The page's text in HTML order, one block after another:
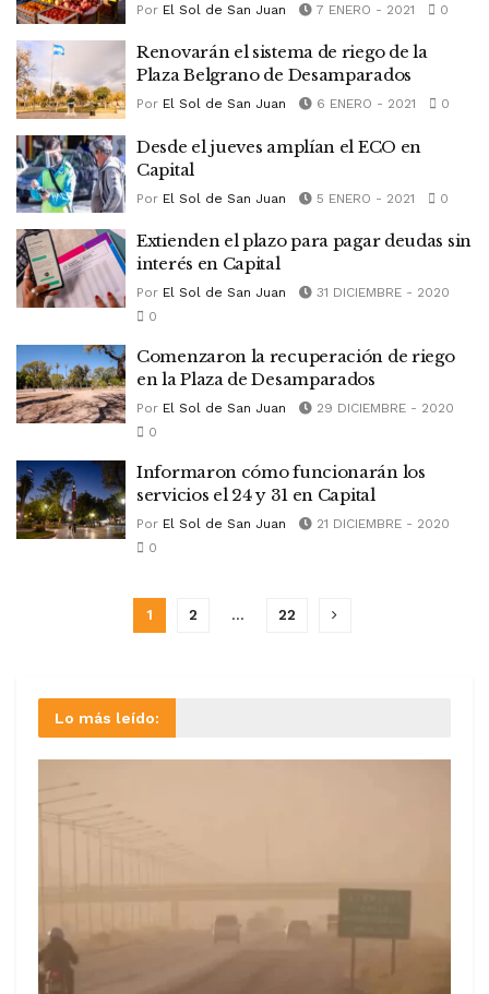
Por El Sol de San Juan 7 ENERO - 2021 0
Renovarán el sistema de riego de la
Plaza Belgrano de Desamparados
Por El Sol de San Juan 6 ENERO - 2021 0
Desde el jueves amplían el ECO en
Capital
Por El Sol de San Juan 5 ENERO - 2021 0
Extienden el plazo para pagar deudas sin
interés en Capital
Por El Sol de San Juan
31 DICIEMBRE - 2020
0
Comenzaron la recuperación de riego
en la Plaza de Desamparados
Por El Sol de San Juan
29 DICIEMBRE - 2020
0
Informaron cómo funcionarán los
servicios el 24 y 31 en Capital
Por El Sol de San Juan
21 DICIEMBRE - 2020
0
1 2 … 22
Lo más leído: